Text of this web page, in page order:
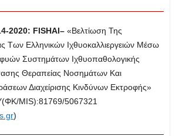
2020: FISHAI– «Βελτίωση Της
Των Ελληνικών Ιχθυοκαλλιεργειών Μέσω
Συστημάτων Ιχθυοπαθολογικής
Θεραπείας Νοσημάτων Και
Διαχείρισης Κινδύνων Εκτροφής»
MIS):81769/5067321
)